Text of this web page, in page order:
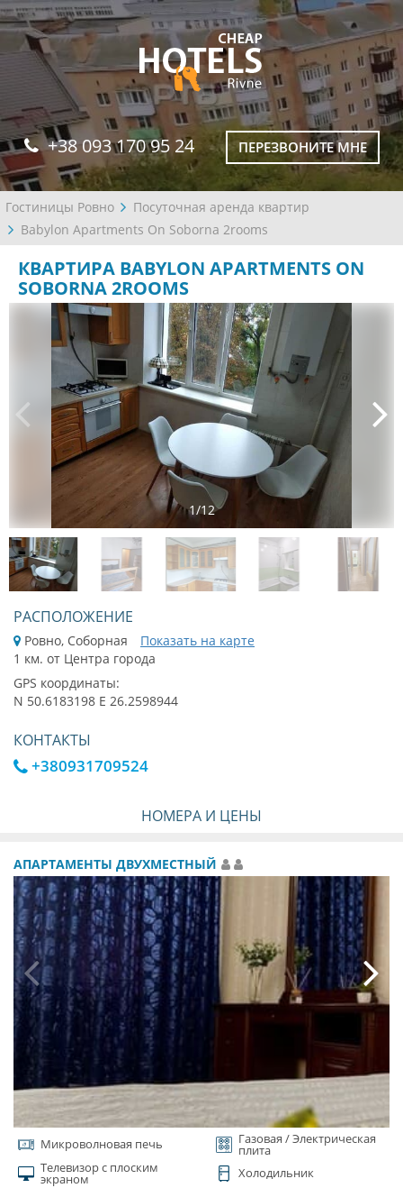
+38 093 170 95 24 ПЕРЕЗВОНИТЕ МНЕ
Гостиницы Ровно
Посуточная аренда квартир
Babylon Apartments On Soborna 2rooms
КВАРТИРА BABYLON APARTMENTS ON
SOBORNA 2ROOMS
1/12
РАСПОЛОЖЕНИЕ
Ровно, Соборная
Показать на карте
1 км. от Центра города
GPS координаты:
N 50.6183198 E 26.2598944
КОНТАКТЫ
+380931709524
НОМЕРА И ЦЕНЫ
АПАРТАМЕНТЫ ДВУХМЕСТНЫЙ
Микроволновая печь Газовая / Электрическая
плита
Телевизор с плоским
экраном Холодильник